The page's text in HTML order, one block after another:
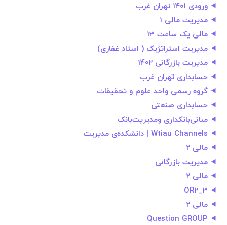
ورودی ۱۴۰۱ تهران غرب
مدیریت مالی ۱
مالی یک ساعت 13
مدیریت استراتژیک ( استاد غفاری)
مدیریت بازرگانی 1402
حسابداری تهران غرب
گروه رسمی واحد علوم و تحقیقات
حسابداری صنعتی
مبانی‌بانکداری ومدیریت‌بانک
Wtiau Channels | دانشکده‌ی مدیریت
مالی ۲
مديريت بازرگانی
مالی ۲
OR2_3
مالی ۲
Question GROUP